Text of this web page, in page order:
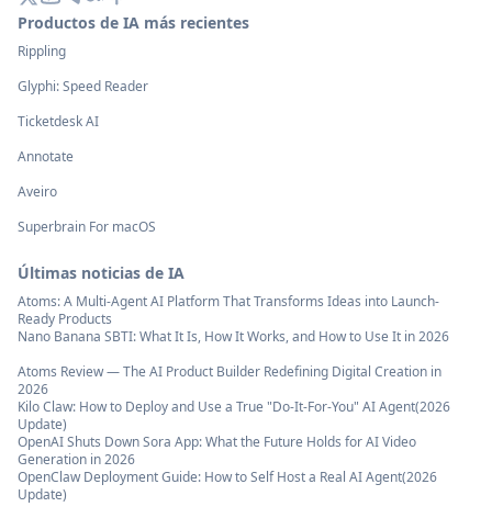
Productos de IA más recientes
Rippling
Glyphi: Speed Reader
Ticketdesk AI
Annotate
Aveiro
Superbrain For macOS
Últimas noticias de IA
Atoms: A Multi-Agent AI Platform That Transforms Ideas into Launch-
Ready Products
Nano Banana SBTI: What It Is, How It Works, and How to Use It in 2026
Atoms Review — The AI Product Builder Redefining Digital Creation in
2026
Kilo Claw: How to Deploy and Use a True "Do‑It‑For‑You" AI Agent(2026
Update)
OpenAI Shuts Down Sora App: What the Future Holds for AI Video
Generation in 2026
OpenClaw Deployment Guide: How to Self Host a Real AI Agent(2026
Update)